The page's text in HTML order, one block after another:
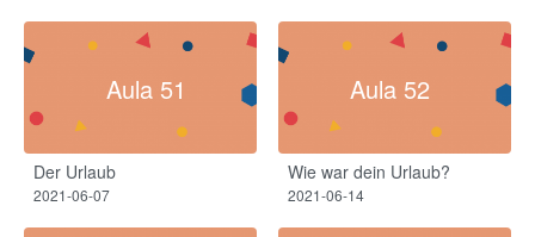
Aula 51
Der Urlaub
2021-06-07
Aula 52
Wie war dein Urlaub?
2021-06-14